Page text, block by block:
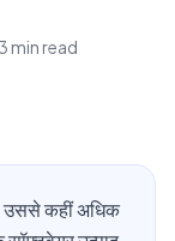
min read
उससे कहीं अधिक